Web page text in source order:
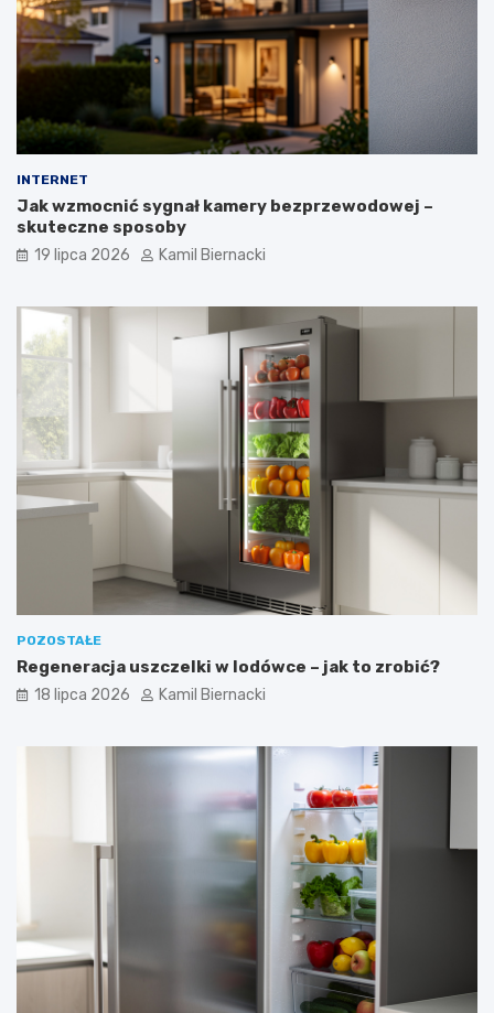
INTERNET
Jak wzmocnić sygnał kamery bezprzewodowej –
skuteczne sposoby
19 lipca 2026 Kamil Biernacki
POZOSTAŁE
Regeneracja uszczelki w lodówce – jak to zrobić?
18 lipca 2026 Kamil Biernacki